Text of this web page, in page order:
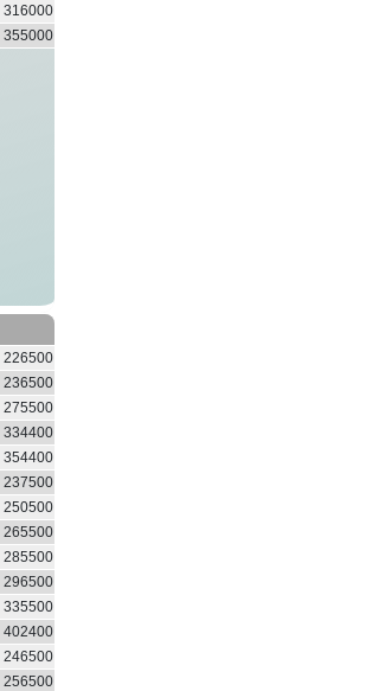
316000
355000
226500
236500
275500
334400
354400
237500
250500
265500
285500
296500
335500
402400
246500
256500